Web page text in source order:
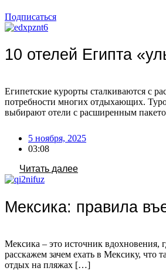
Подписаться
10 отелей Египта
Египетские курорты сталкиваются с
потребности многих отдыхающих.
выбирают отели с расширенным
5 ноября, 2025
03:08
Читать далее
Мексика: правила
Мексика – это источник вдохновения,
расскажем зачем ехать в Мексику, что
отдых на пляжах […]